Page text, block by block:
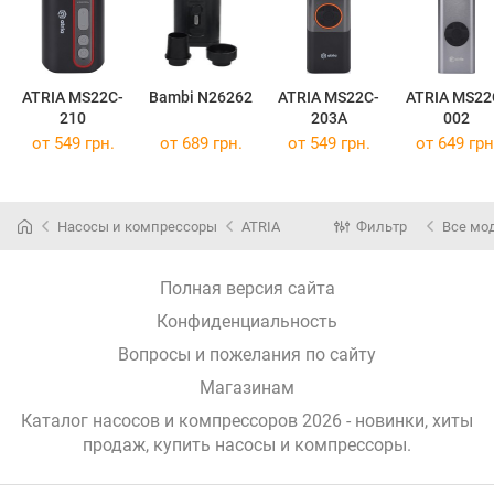
ATRIA MS22C-
210
Bambi N26262
ATRIA MS22C-
203A
ATRIA
002
от 549 грн. от 689 грн. от 549 грн. от 649
Насосы и компрессоры ATRIA Фильтр Все
Полная версия сайта
Конфиденциальность
Вопросы и пожелания по сайту
Магазинам
Каталог насосов и компрессоров 2026 - новинки, хиты
продаж, купить насосы и компрессоры.